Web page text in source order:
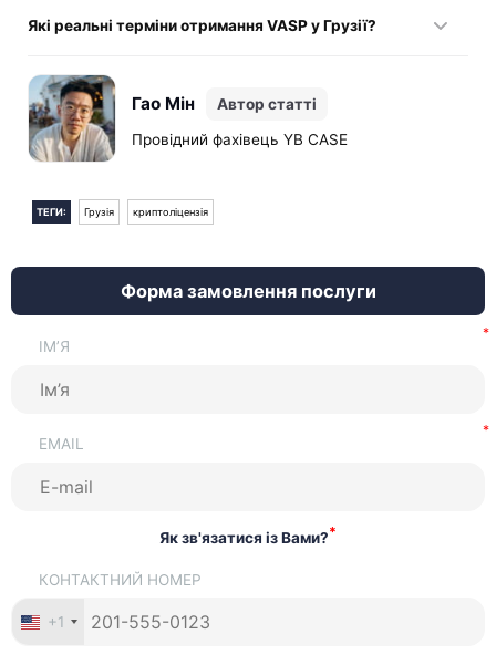
реєстраційний збір у розмірі 5 тисяч ларі до моменту
Які реальні терміни отримання VASP у Грузії?
залежно від повноти наданого пакета даних та швидкості
відповідей на додаткові запити регулятора.
Гао Мін
Автор статті
Провідний фахівець YB CASE
ТЕГИ: Грузія криптоліцензія
Форма замовлення послуги
ІМ’Я
EMAIL
Як зв'язатися із Вами?*
КОНТАКТНИЙ НОМЕР
+1